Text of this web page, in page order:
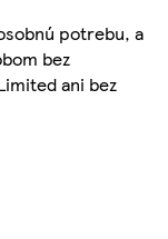
potrebu, a
bez
ani bez